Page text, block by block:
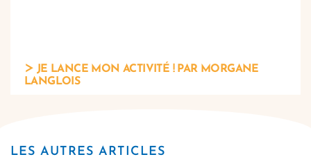
JE LANCE MON ACTIVITÉ ! PAR MORGANE
LANGLOIS
LES AUTRES ARTICLES